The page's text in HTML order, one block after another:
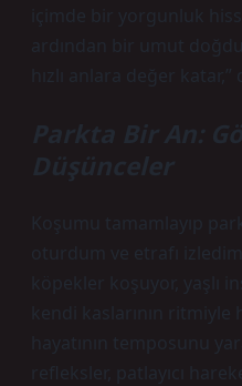
içimde bir yorgunluk
ardından bir umut
hızlı anlara değer
Parkta Bir An:
Düşünceler
Koşumu tamamlayıp
oturdum ve etrafı
köpekler koşuyor, yaşlı
kendi kaslarının ritmiyle
hayatının temposunu
refleksler, patlayıcı